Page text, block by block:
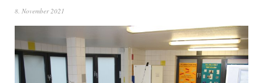
8. November 2021